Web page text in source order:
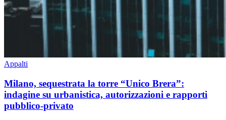
Appalti
Milano, sequestrata la torre “Unico Brera”:
indagine su urbanistica, autorizzazioni e rapporti
pubblico-privato